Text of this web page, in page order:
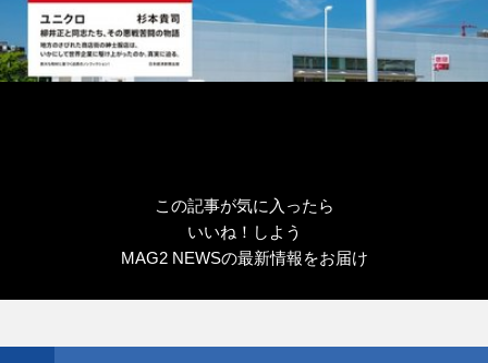
この記事が気に入ったら
いいね！しよう
MAG2 NEWSの最新情報をお届け